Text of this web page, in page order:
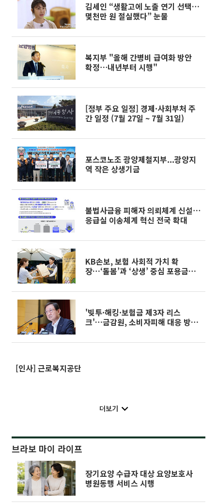
김세인 “생활고에 노출 연기 선택…
몇천만 원 절실했다” 눈물
복지부 "올해 간병비 급여화 방안
확정⋯내년부터 시행"
[정부 주요 일정] 경제·사회부처 주
간 일정 (7월 27일 ~ 7월 31일)
포스코노조 광양제철지부...광양지
역 작은 상생기금
불법사금융 피해자 의뢰체계 신설⋯
응급실 이송체계 혁신 전국 확대
KB손보, 보험 사회적 가치 확
장…‘돌봄’과 ‘상생’ 중심 포용금융
'빚투·해킹·보험금 제3자 리스
크'…금감원, 소비자피해 대응 방안
[인사] 근로복지공단
더보기
브라보 마이 라이프
장기요양 수급자 대상 요양보호사
병원동행 서비스 시행